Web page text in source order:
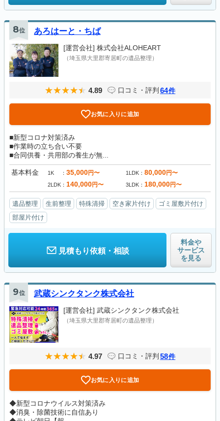
8位 あろはーと・ちば
[運営会社] 株式会社ALOHEART
（埼玉県大里郡寄居町の遺品整理）
4.89 口コミ・評判 64件
お気に入りに追加
■新型コロナ対策済み
■作業時の立ち合い不要
■合同供養・共用部の養生が無...
基本料金 1K 35,000円〜 1LDK 80,000円〜
2LDK 140,000円〜 3LDK 180,000円〜
遺品整理 生前整理 特殊清掃 空き家片付け
ゴミ屋敷片付け
部屋片付け
見積もり依頼・相談
料金や
サービス
を見る
9位 武蔵シンクタンク株式会社
[運営会社] 武蔵シンクタンク株式会社
（埼玉県大里郡寄居町の遺品整理）
4.97 口コミ・評判 58件
お気に入りに追加
◆新型コロナウイルス対策済み
◆消臭・除菌技術に自信あり